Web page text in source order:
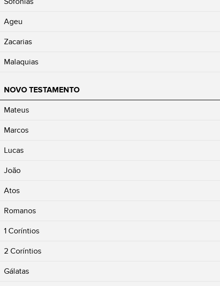
Ageu
Zacarias
Malaquias
NOVO TESTAMENTO
Mateus
Marcos
Lucas
João
Atos
Romanos
1 Coríntios
2 Coríntios
Gálatas